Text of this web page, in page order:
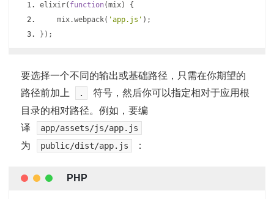
elixir( function(mix)
{
    mix
.webpack( 'app.js' );
});
要选择一个不同的输出或基础路径，只需在你期望的
路径前加上
.
符号，然后你可以指定相对于应用根
目录的相对路径。例如，要编
译
app/assets/js/app.js
为 public/dist/app.js ：